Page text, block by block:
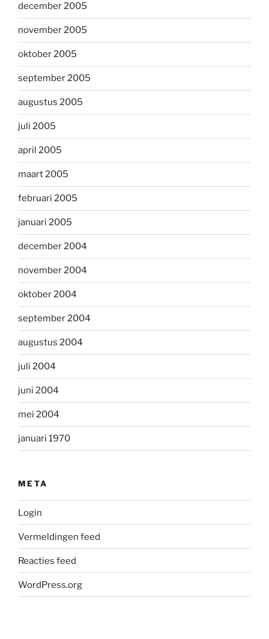
december 2005
november 2005
oktober 2005
september 2005
augustus 2005
juli 2005
april 2005
maart 2005
februari 2005
januari 2005
december 2004
november 2004
oktober 2004
september 2004
augustus 2004
juli 2004
juni 2004
mei 2004
januari 1970
META
Login
Vermeldingen feed
Reacties feed
WordPress.org